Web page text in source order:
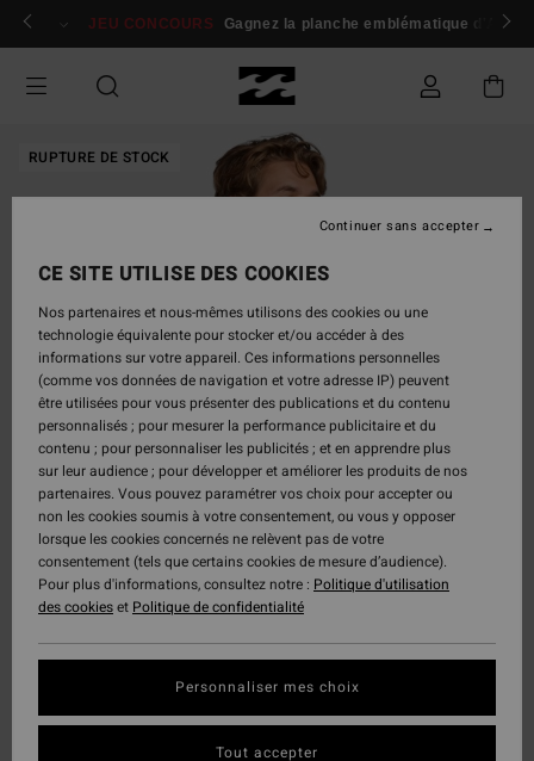
Passer
Se connecter / s'inscrire
JEU CONCOURS Gagnez la planche emblématique d'Andy
RUPTURE DE STOCK
CE SITE UTILISE DES COOKIES
Nos partenaires et nous-mêmes utilisons des cookies ou une
technologie équivalente pour stocker et/ou accéder à des
informations sur votre appareil. Ces informations personnelles
(comme vos données de navigation et votre adresse IP) peuvent
être utilisées pour vous présenter des publications et du contenu
personnalisés ; pour mesurer la performance publicitaire et du
contenu ; pour personnaliser les publicités ; et en apprendre plus
sur leur audience ; pour développer et améliorer les produits de nos
partenaires. Vous pouvez paramétrer vos choix pour accepter ou
non les cookies soumis à votre consentement, ou vous y opposer
lorsque les cookies concernés ne relèvent pas de votre
consentement (tels que certains cookies de mesure d’audience).
Pour plus d'informations, consultez notre : Politique d'utilisation
des cookieset Politique de confidentialité
Personnaliser mes choix
Continuer sans accepter
Tout accepter